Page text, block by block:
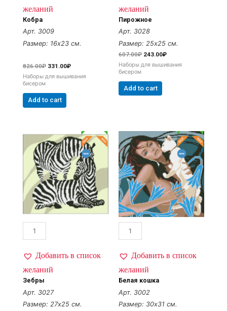
желаний
Кобра
Арт. 3009
Размер: 16х23 см.
826.00₽ 331.00₽
Наборы для вышивания
бисером
Add to cart
желаний
Пирожное
Арт. 3028
Размер: 25х25 см.
607.00₽ 243.00₽
Наборы для вышивания
бисером
Add to cart
Добавить в список
желаний
Зебры
Арт. 3027
Размер: 27х25 см.
Добавить в список
желаний
Белая кошка
Арт. 3002
Размер: 30х31 см.